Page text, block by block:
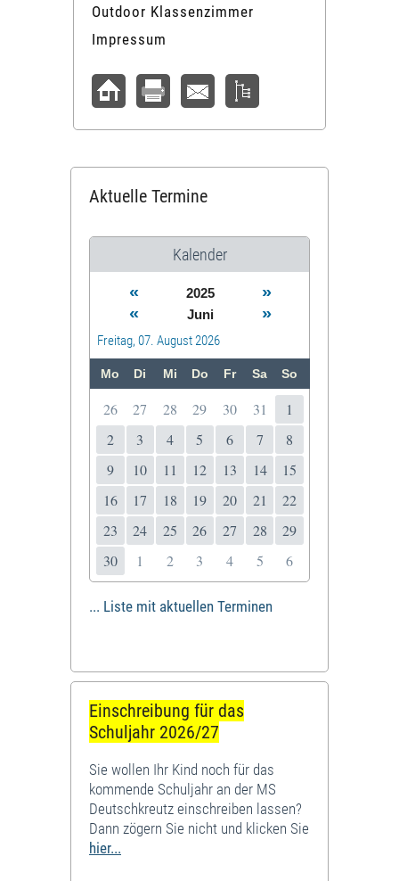
Outdoor Klassenzimmer
Impressum
Aktuelle Termine
Kalender
« 2025
»
«
Juni »
Freitag, 07. August 2026
Mo Di Mi Do Fr Sa So
26 27 28 29 30 31
1
2
3 4 5 6 7
8
9
10 11 12 13 14
15
16
17 18 19 20 21
22
23
24 25 26 27 28
29
30
1 2 3 4 5 6
... Liste mit aktuellen Terminen
Einschreibung für das
Schuljahr 2026/27
Sie wollen Ihr Kind noch für das
kommende Schuljahr an der MS
Deutschkreutz einschreiben lassen?
Dann zögern Sie nicht und klicken Sie
hier...